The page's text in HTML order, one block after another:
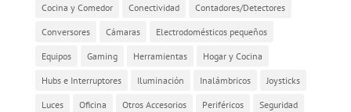
Cocina y Comedor Conectividad Contadores/Detectores
Conversores Cámaras Electrodomésticos pequeños
Equipos Gaming Herramientas Hogar y Cocina
Hubs e Interruptores Iluminación Inalámbricos Joysticks
Luces Oficina Otros Accesorios Periféricos Seguridad